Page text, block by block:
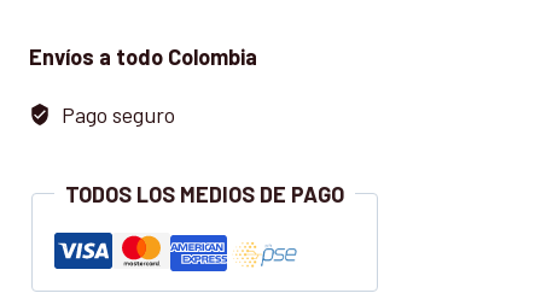
Envíos a todo Colombia
Pago seguro
TODOS LOS MEDIOS DE PAGO